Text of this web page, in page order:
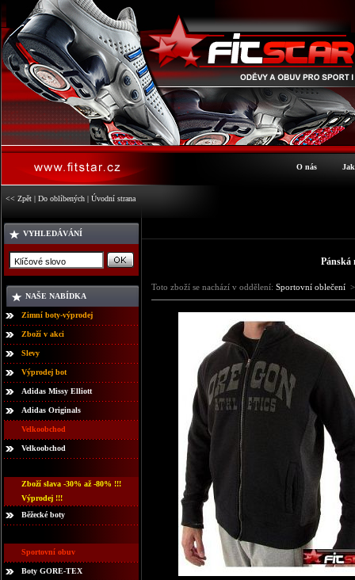
O nás
<< Zpět | Do oblíbených | Úvodní strana
VYHLEDÁVÁNÍ
NAŠE NABÍDKA
Zimní boty-výprodej
Zboží v akci
Slevy
Výprodej bot
Adidas Missy Elliott
Adidas Originals
Velkoobchod
Velkoobchod
Zboží slava -30% až -80% !!!
Výprodej !!!
Běžecké boty
Sportovní obuv
Boty GORE-TEX
Pánská
Toto zboží se nachází v oddělení: Sportovní oblečení